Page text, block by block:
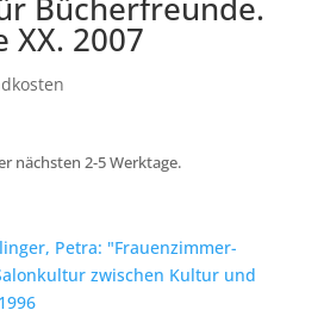
Bücherfreunde.
XX. 2007
nächsten 2-5 Werktage.